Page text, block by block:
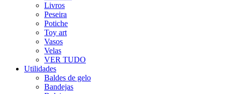
Livros
Peseira
Potiche
Toy art
Vasos
Velas
VER TUDO
Utilidades
Baldes de gelo
Bandejas